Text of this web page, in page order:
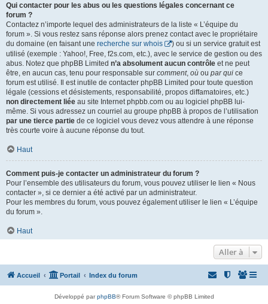
Qui contacter pour les abus ou les questions légales concernant ce
forum ?
Contactez n’importe lequel des administrateurs de la liste « L’équipe du
forum ». Si vous restez sans réponse alors prenez contact avec le propriétaire
du domaine (en faisant une recherche sur whois
) ou si un service gratuit est
utilisé (exemple : Yahoo!, Free, f2s.com, etc.), avec le service de gestion ou des
abus. Notez que phpBB Limited n’a absolument aucun contrôle et ne peut
être, en aucun cas, tenu pour responsable sur comment, où ou par qui ce
forum est utilisé. Il est inutile de contacter phpBB Limited pour toute question
légale (cessions et désistements, responsabilité, propos diffamatoires, etc.)
non directement liée au site Internet phpbb.com ou au logiciel phpBB lui-
même. Si vous adressez un courriel au groupe phpBB à propos de l’utilisation
par une tierce partie de ce logiciel vous devez vous attendre à une réponse
très courte voire à aucune réponse du tout.
Haut
Comment puis-je contacter un administrateur du forum ?
Pour l’ensemble des utilisateurs du forum, vous pouvez utiliser le lien « Nous
contacter », si ce dernier a été activé par un administrateur.
Pour les membres du forum, vous pouvez également utiliser le lien « L’équipe
du forum ».
Haut
Aller à
Accueil Portail Index du forum
Développé parphpBB® Forum Software © phpBB Limited